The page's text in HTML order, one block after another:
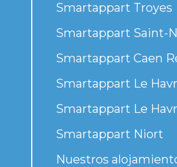
Smartappart Troyes
Smartappart Saint-
Smartappart Caen
Smartappart Le
Smartappart Le
Smartappart Niort
Nuestros